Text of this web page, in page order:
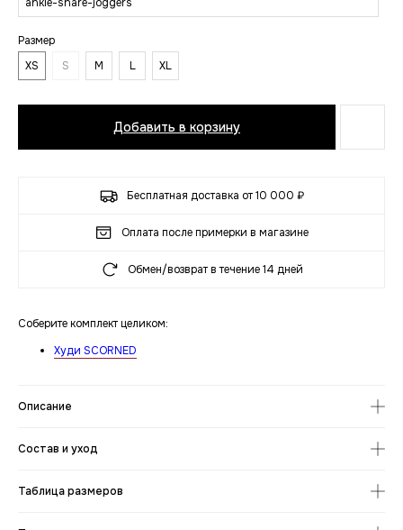
ankle-snare-joggers
Размер
XS
S M L XL
Добавить в корзину
Бесплатная доставка от 10 000 ₽
Оплата после примерки в магазине
Обмен/возврат в течение 14 дней
Соберите комплект целиком:
Худи SCORNED
Описание
Состав и уход
Таблица размеров